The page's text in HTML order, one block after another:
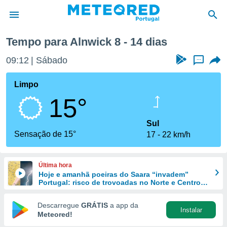
da
foi
fornecidas
a este
das
e
forma
digital
Tempo para Alnwick 8 - 14 dias
09:12 Sábado ...
Limpo
15°
Sensação de 15°
Sul
17
22 km/h
Última hora
Hoje e amanhã poeiras do Saara “invadem”
Portugal: risco de trovoadas no Norte e Centro
Descarregue GRÁTIS a app da
Meteored!
Instalar